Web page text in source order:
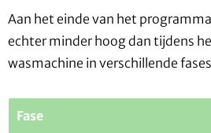
Aan het einde van het
echter minder hoog dan tijdens
wasmachine in verschillende
Fase